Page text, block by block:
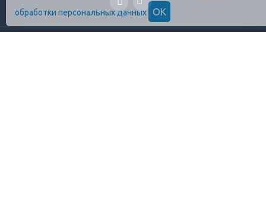
обработки персональных данных
ОК